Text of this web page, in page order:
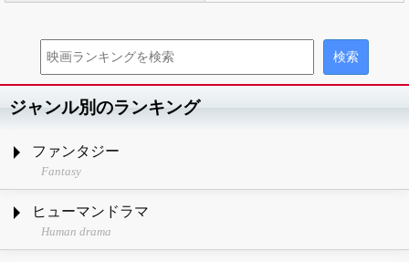
ジャンル別のランキング
ファンタジー
Fantasy
ヒューマンドラマ
Human drama